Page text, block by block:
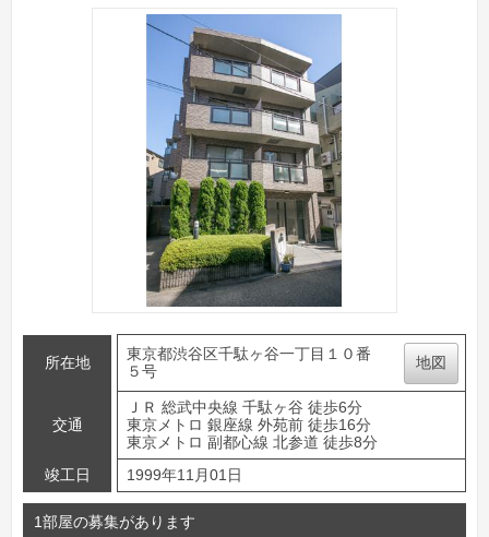
所在地
東京都渋谷区千駄ヶ谷一丁目１０番
５号
地図
交通
ＪＲ 総武中央線 千駄ヶ谷 徒歩6分
東京メトロ 銀座線 外苑前 徒歩16分
東京メトロ 副都心線 北参道 徒歩8分
竣工日
1999年11月01日
1部屋の募集があります